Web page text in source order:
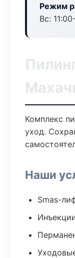
Режим
Вс:
Комплекс
уход.
Наши
Smas-